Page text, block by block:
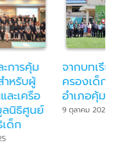
หลักสูตรออนไลน์
“สิทธิเด็กและการคุ้ม
ครองเด็ก”
4 สิงหาคม 2025